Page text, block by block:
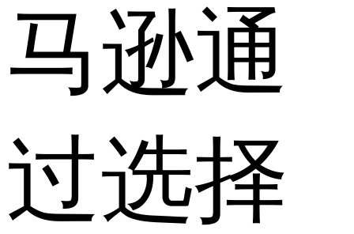
马逊通
过选择